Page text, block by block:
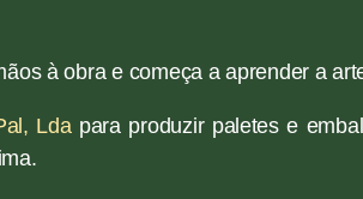
à obra e começa a aprender a
Ldapara produzir paletes e